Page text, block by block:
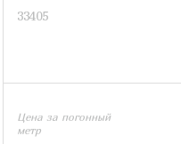
33405
Цена за погонный
метр